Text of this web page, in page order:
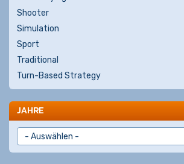
Shooter
Simulation
Sport
Traditional
Turn-Based Strategy
JAHRE